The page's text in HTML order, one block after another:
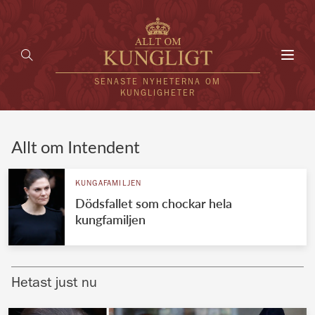
SENASTE NYHETERNA OM
KUNGLIGHETER
UTLÄNDSKT
VÄRLDENS KUNGAHUS
Brittiska kungahuset
Allt om Intendent
KUNGAFAMILJEN
Dödsfallet som chockar hela
kungfamiljen
Hetast just nu